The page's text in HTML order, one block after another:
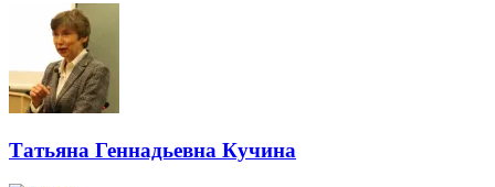
Татьяна Геннадьевна Кучина